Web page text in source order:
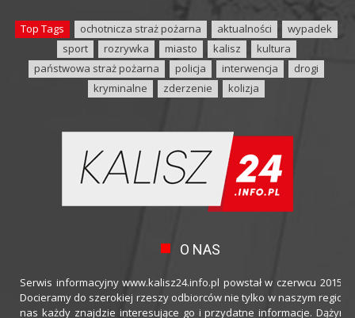
Top Tags ochotnicza straż pożarna aktualności
wypadek
sport
rozrywka miasto kalisz
kultura
państwowa straż pożarna
policja interwencja
drogi
kryminalne
zderzenie kolizja
O NAS
Serwis informacyjny www.kalisz24.info.pl powstał w czerwcu 2015
Docieramy do szerokiej rzeszy odbiorców nie tylko w naszym
nas każdy znajdzie interesujące go i przydatne informacje.